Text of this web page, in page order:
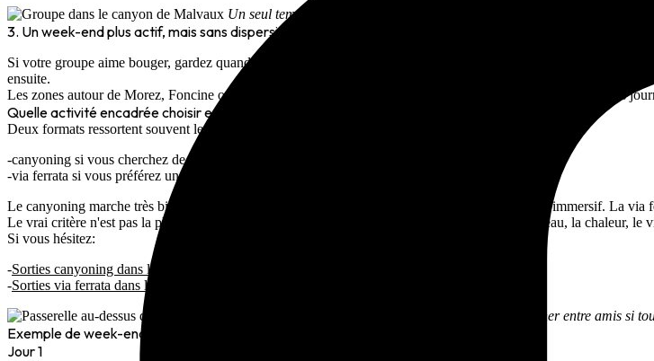
Un seul temps fort bien choisi suffit souvent à donner tout son relief à un
3. Un week-end plus actif, mais sans dispersion
Si votre groupe aime bouger, gardez quand même une logique compacte. Le meilleur compromis est souvent
ensuite.
Les zones autour de Morez, Foncine ou sont souvent plus faciles à organiser dans cet esprit que des
Quelle activité encadrée choisir entre amis ?
Deux formats ressortent souvent le mieux:
canyoning si vous cherchez de l'eau, du rythme et un côté très vivant
via ferrata si vous préférez une sortie sèche, plus aérienne et plus verticale
Le canyoning marche très bien quand le groupe veut rire, bouger et vivre quelque chose de plus immersif. La
Le vrai critère n'est pas la photo la plus impressionnante. C'est l'aisance réelle du groupe dans l'eau, la chaleur, le
Si vous hésitez:
Sorties canyoning dans le Jura
Sorties via ferrata dans le Jura
Une via ferrata courte et lisible peut très bien marcher entre amis si
Exemple de week-end entre amis sur 2 jours
Jour 1